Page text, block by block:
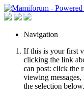
Navigation
If this is your first
clicking the link
can post: click the
viewing
the selection below.